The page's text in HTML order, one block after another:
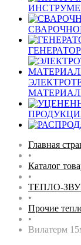
Главная
•
Каталог
•
ТЕПЛО-
•
Прочие
•
Вилатерм